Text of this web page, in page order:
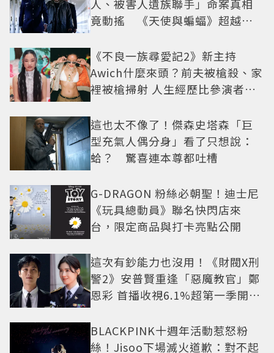
人、被害人遺族聯手」命案真相
竟動搖 《天使與蝙蝠》超越懸
《不良一族尋愛記2》新主持
Awich什麼來頭？前夫被槍殺、家
裡被槍掃射 人生經歷比參演者還
這也太不像了！傑森史塔森「巨
型充氣人偶分身」看了只想說：
蛤？ 驚喜連本尊都吐槽
G-DRAGON 粉絲必朝聖！迪士尼
《玩具總動員》聯名快閃店來
台，限定商品與打卡亮點公開
這次有鈔能力也沒用！《財閥X刑
警2》安普賢重逢「惡魔教官」鄭
恩彩 首播收視6.1%超第一季開紅
BLACKPINK十週年活動惹怒粉
絲！Jisoo下場滅火道歉：對不起